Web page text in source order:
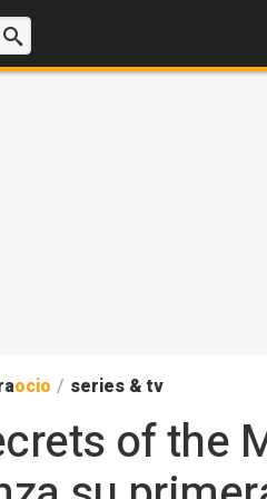
ocio / series & tv
of the